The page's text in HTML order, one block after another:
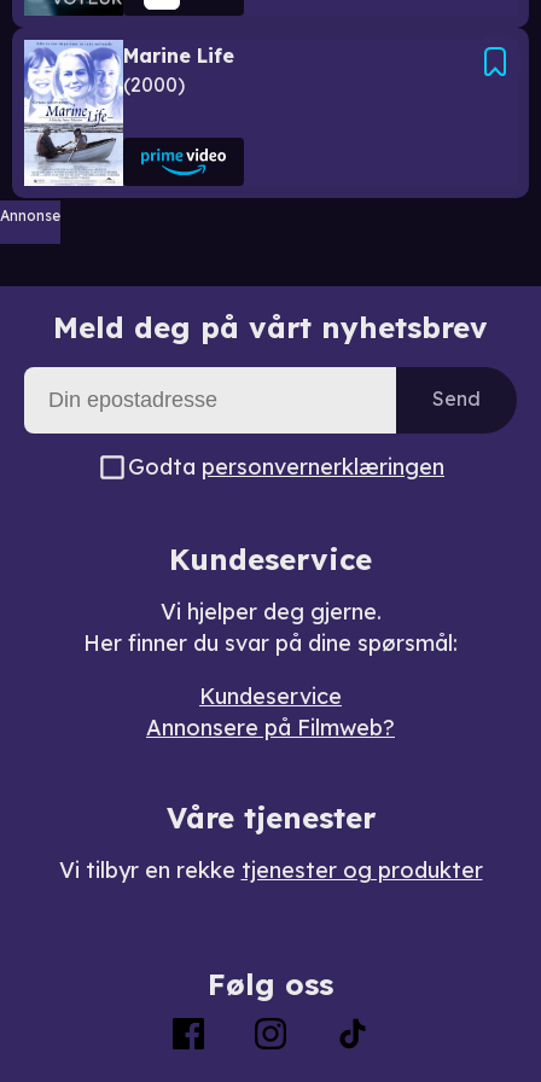
Marine Life
2000
Annonse
Meld deg på vårt nyhetsbrev
Send
Godta personvernerklæringen
Kundeservice
Vi hjelper deg gjerne.
Her finner du svar på dine spørsmål:
Kundeservice
Annonsere på Filmweb?
Våre tjenester
Vi tilbyr en rekke tjenester og produkter
Følg oss